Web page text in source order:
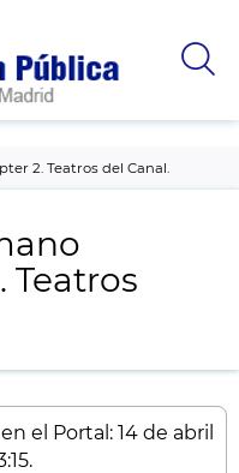
2. Teatros del Canal.
Teatros
el Portal: 14 de abril